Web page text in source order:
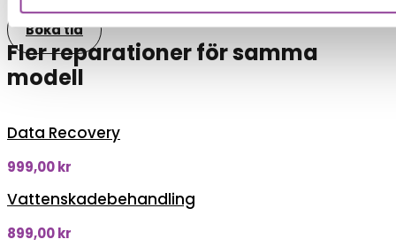
Boka tid
Fler reparationer för samma
modell
Data Recovery
999,00kr
Vattenskadebehandling
899,00kr